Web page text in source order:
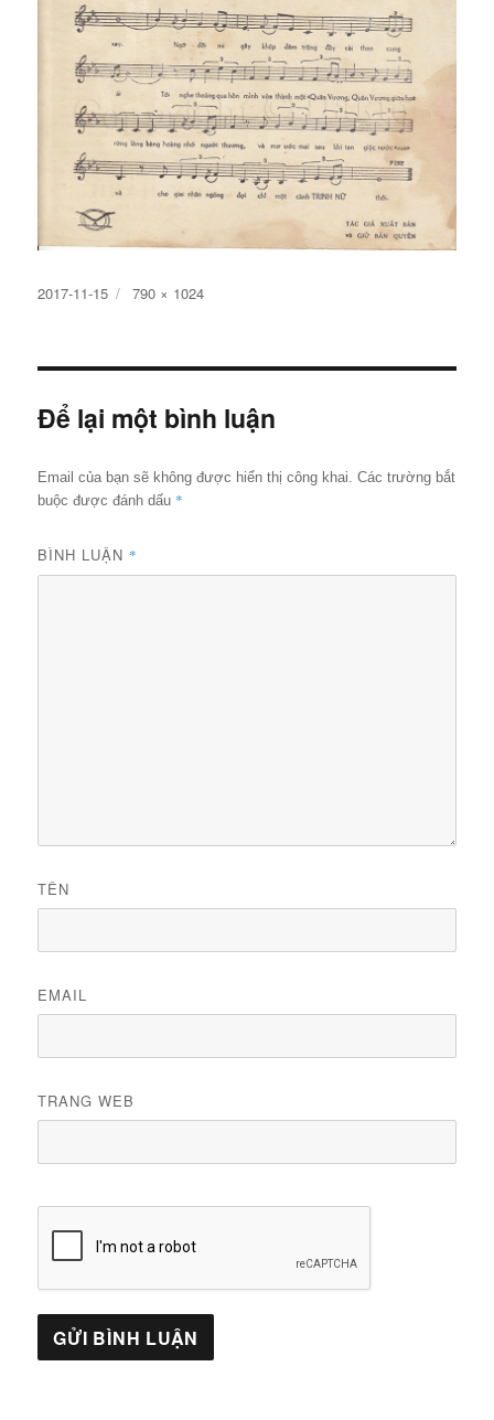
Đăng
2017-11-15
Kích
đủ
790 × 1024
Để lại một bình luận
Email của bạn sẽ không được hiển thị công khai. Các trường bắt
buộc được đánh dấu *
BÌNH LUẬN *
TÊN
EMAIL
TRANG WEB